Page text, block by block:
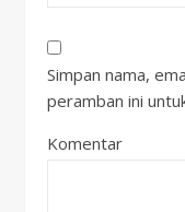
Simpan nama,
peramban ini
Komentar